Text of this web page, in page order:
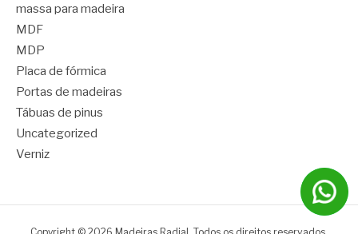
massa para madeira
MDF
MDP
Placa de fórmica
Portas de madeiras
Tábuas de pinus
Uncategorized
Verniz